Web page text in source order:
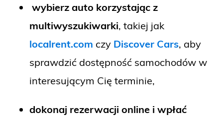
wybierz auto korzystając z
multiwyszukiwarki, takiej jak
localrent.com czy Discover Cars, aby
sprawdzić dostępność samochodów w
interesującym Cię terminie,
dokonaj rezerwacji online i wpłać